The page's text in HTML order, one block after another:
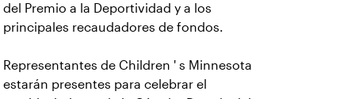
del Premio a la Deportividad y a los
principales recaudadores de fondos.
Representantes de Children ' s Minnesota
estarán presentes para celebrar el